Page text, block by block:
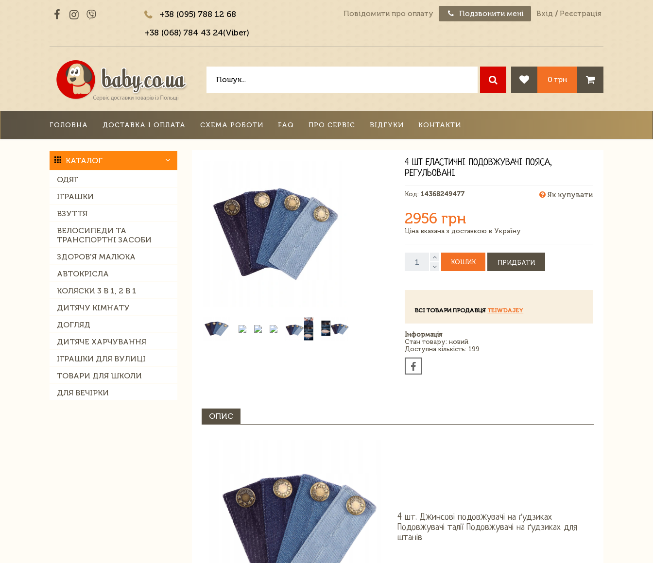
+38 (095) 788 12 68
+38 (068) 784 43 24(Viber)
Повідомити про оплату Подзвонити мені Вхід / Реєстрація
0 грн
ГОЛОВНА ДОСТАВКА І ОПЛАТА СХЕМА РОБОТИ FAQ ПРО СЕРВІС ВІДГУКИ КОНТАКТИ
КАТАЛОГ
ОДЯГ
ІГРАШКИ
ВЗУТТЯ
ВЕЛОСИПЕДИ ТА
ТРАНСПОРТНІ ЗАСОБИ
ЗДОРОВ'Я МАЛЮКА
АВТОКРІСЛА
КОЛЯСКИ 3 В 1, 2 В 1
ДИТЯЧУ КІМНАТУ
ДОГЛЯД
ДИТЯЧЕ ХАРЧУВАННЯ
ІГРАШКИ ДЛЯ ВУЛИЦІ
ТОВАРИ ДЛЯ ШКОЛИ
ДЛЯ ВЕЧІРКИ
4 ШТ ЕЛАСТИЧНІ ПОДОВЖУВАЧІ ПОЯСА,
РЕГУЛЬОВАНІ
Код: 14368249477 Як купувати
2956 грн
Ціна вказана з доставкою в Україну
КОШИК ПРИДБАТИ
ВСІ ТОВАРИ ПРОДАВЦЯTEIWDAJEY
Інформація
Стан товару: новий
Доступна кількість: 199
ОПИС
4 шт. Джинсові подовжувачі на ґудзиках
Подовжувачі талії Подовжувачі на ґудзиках для
штанів